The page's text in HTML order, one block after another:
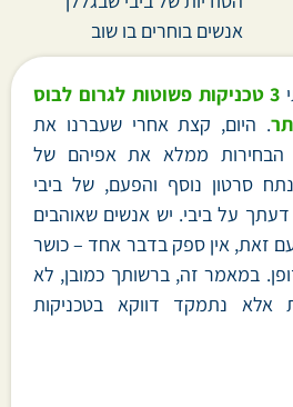
אנשים בוחרים בו שוב
3 טכניקות פשוטות לגרום לבוס
. היום, קצת אחרי שעברנו את
הבחירות ממלא את אפיהם של
סרטון נוסף והפעם, של ביבי
דעתך על ביבי. יש אנשים שאוהבים
זאת, אין ספק בדבר אחד – כושר
במאמר זה, ברשותך כמובן, לא
אלא נתמקד דווקא בטכניקות